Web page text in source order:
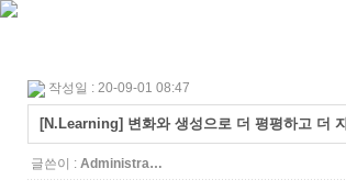
작성일 : 20-09-01 08:47
[N.Learning] 변화와 생성으로 더 평평하고 더
글쓴이 : Administra…